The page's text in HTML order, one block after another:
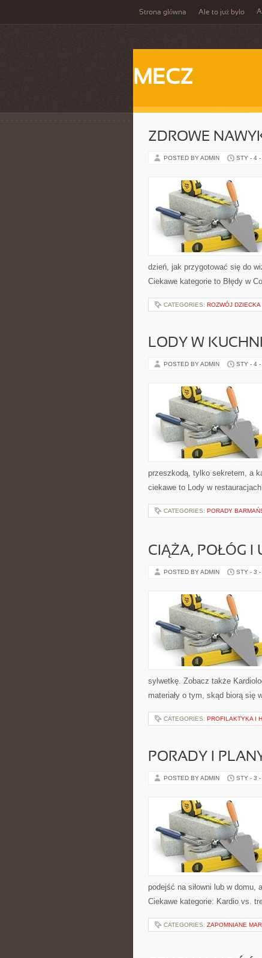
Strona główna Ale to już było
MECZ
ZDROWE
POSTED BY ADMIN STY - 4
dzień, jak przygotować się do
Ciekawe kategorie to Błędy w
CATEGORIES: ROZWÓJ DZIECKA
LODY W
POSTED BY ADMIN STY - 4
przeszkodą, tylko sekretem, a
ciekawe to Lody w
CATEGORIES: PORADY
CIĄŻA, POŁÓG I
POSTED BY ADMIN STY - 3
sylwetkę. Zobacz także
materiały o tym, skąd biorą
CATEGORIES: PROFILAKTYKA I
PORADY I
POSTED BY ADMIN STY - 3
podejść na siłowni lub w domu,
Ciekawe kategorie: Kardio vs.
CATEGORIES: ZAPOMNIANE